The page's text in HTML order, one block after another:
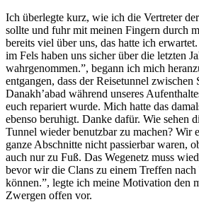
Ich überlegte kurz, wie ich die Vertreter
sollte und fuhr mit meinen Fingern durch
bereits viel über uns, das hatte ich
im Fels haben uns sicher über die letzten
wahrgenommen.”, begann ich mich
entgangen, dass der Reisetunnel zwischen
Danakh’abad während unseres
euch repariert wurde. Mich hatte das
ebenso beruhigt. Danke dafür. Wie sehen
Tunnel wieder benutzbar zu machen? Wir
ganze Abschnitte nicht passierbar waren,
auch nur zu Fuß. Das Wegenetz muss
bevor wir die Clans zu einem Treffen
können.”, legte ich meine Motivation den
Zwergen offen vor.